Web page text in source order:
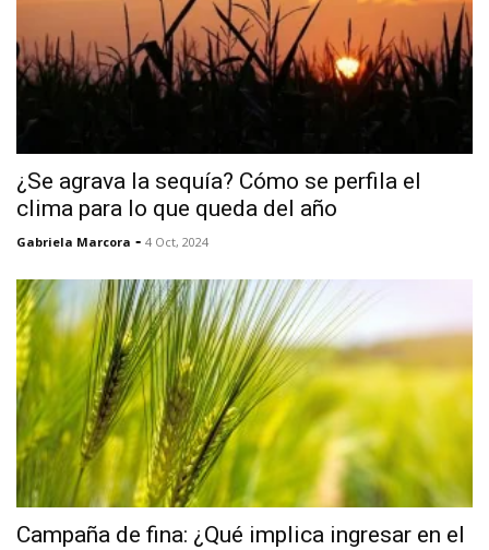
¿Se agrava la sequía? Cómo se perfila el
clima para lo que queda del año
Gabriela Marcora - 4 Oct, 2024
Campaña de fina: ¿Qué implica ingresar en el